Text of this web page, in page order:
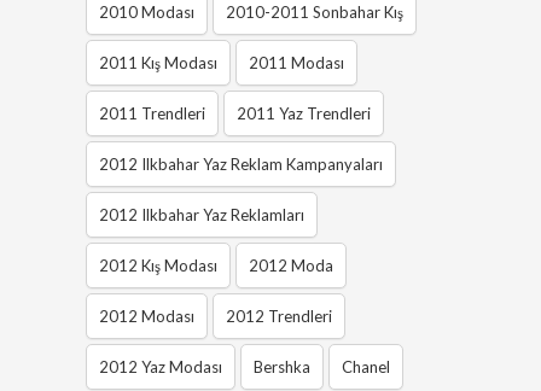
2010 Modası 2010-2011 Sonbahar Kış
2011 Kış Modası 2011 Modası
2011 Trendleri 2011 Yaz Trendleri
2012 Ilkbahar Yaz Reklam Kampanyaları
2012 Ilkbahar Yaz Reklamları
2012 Kış Modası 2012 Moda
2012 Modası 2012 Trendleri
2012 Yaz Modası Bershka Chanel